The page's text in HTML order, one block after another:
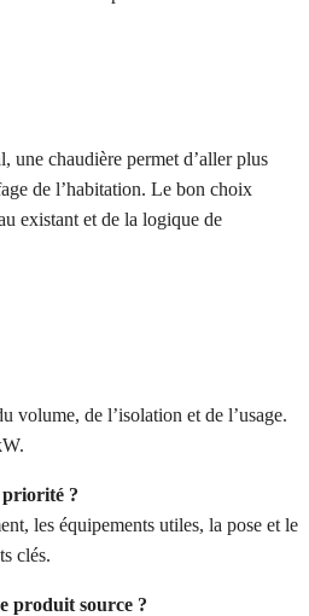
une chaudière permet d’aller plus
de l’habitation. Le bon choix
existant et de la logique de
volume, de l’isolation et de l’usage.
priorité ?
les équipements utiles, la pose et le
clés.
produit source ?